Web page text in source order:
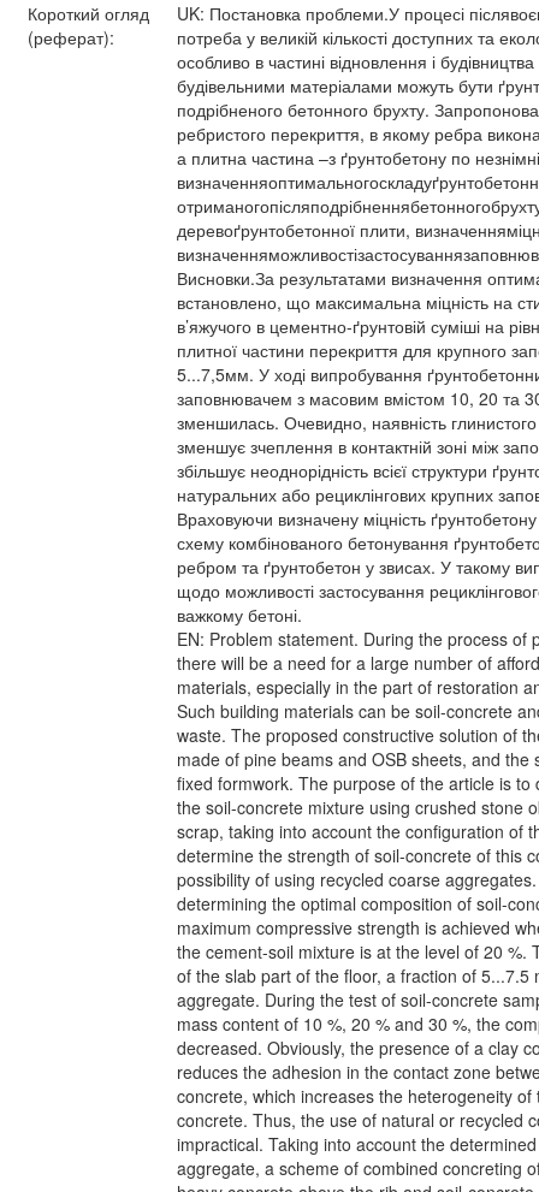
Короткий огляд
(реферат):
UK: Постановка проблеми.У процесі
потреба у великій кількості доступних та
особливо в частині відновлення і
будівельними матеріалами можуть бути
подрібненого бетонного брухту.
ребристого перекриття, в якому ребра
а плитна частина –з ґрунтобетону по
деревоґрунтобетонної плити,
Висновки.За результатами визначення
встановлено, що максимальна міцність на
в’яжучого в цементно-ґрунтовій суміші на
плитної частини перекриття для крупного
5...7,5мм. У ході випробування
заповнювачем з масовим вмістом 10, 20 та
зменшилась. Очевидно, наявність
зменшує зчеплення в контактній зоні між
збільшує неоднорідність всієї структури
натуральних або рециклінгових крупних
Враховуючи визначену міцність
схему комбінованого бетонування
ребром та ґрунтобетон у звисах. У такому
щодо можливості застосування
важкому бетоні.
EN: Problem statement. During the process of
there will be a need for a large number of
materials, especially in the part of restoration
Such building materials can be soil-concrete
waste. The proposed constructive solution of
made of pine beams and OSB sheets, and
fixed formwork. The purpose of the article is
the soil-concrete mixture using crushed stone
scrap, taking into account the configuration of
determine the strength of soil-concrete of this
possibility of using recycled coarse
determining the optimal composition of soil-
maximum compressive strength is achieved
the cement-soil mixture is at the level of 20 %.
of the slab part of the floor, a fraction of 5...7.5
aggregate. During the test of soil-concrete
mass content of 10 %, 20 % and 30 %, the
decreased. Obviously, the presence of a clay
reduces the adhesion in the contact zone
concrete, which increases the heterogeneity
concrete. Thus, the use of natural or recycled
impractical. Taking into account the
aggregate, a scheme of combined concreting